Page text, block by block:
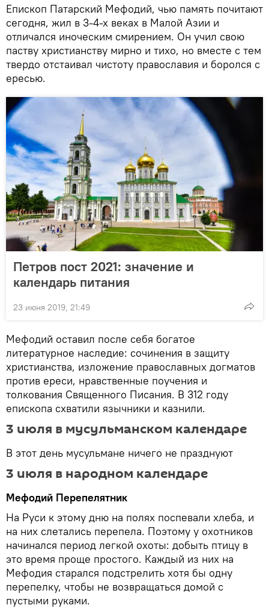
Епископ Патарский Мефодий, чью память почитают
сегодня, жил в 3-4-х веках в Малой Азии и
отличался иноческим смирением. Он учил свою
паству христианству мирно и тихо, но вместе с тем
твердо отстаивал чистоту православия и боролся с
ересью.
Петров пост 2021: значение и
календарь питания
23 июня 2019, 21:49
Мефодий оставил после себя богатое
литературное наследие: сочинения в защиту
христианства, изложение православных догматов
против ереси, нравственные поучения и
толкования Священного Писания. В 312 году
епископа схватили язычники и казнили.
3 июля в мусульманском календаре
В этот день мусульмане ничего не празднуют
3 июля в народном календаре
Мефодий Перепелятник
На Руси к этому дню на полях поспевали хлеба, и
на них слетались перепела. Поэтому у охотников
начинался период легкой охоты: добыть птицу в
это время проще простого. Каждый из них на
Мефодия старался подстрелить хотя бы одну
перепелку, чтобы не возвращаться домой с
пустыми руками.